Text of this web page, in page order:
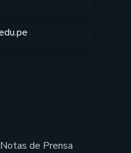
Notas de Prensa